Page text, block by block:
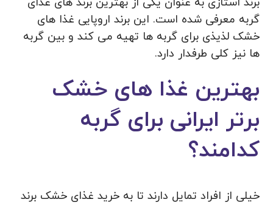
گربه معرفی شده است. این برند اروپایی غذا های
خشک لذیذی برای گربه ها تهیه می کند و بین گربه
ها نیز کلی طرفدار دارد.
بهترین غذا های خشک
برتر ایرانی برای گربه
کدامند؟
خیلی از افراد تمایل دارند تا به خرید غذای خشک برند